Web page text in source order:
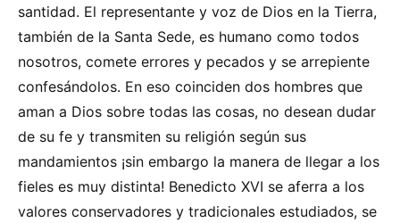
santidad. El representante y voz de Dios en la Tierra,
también de la Santa Sede, es humano como todos
nosotros, comete errores y pecados y se arrepiente
confesándolos. En eso coinciden dos hombres que
aman a Dios sobre todas las cosas, no desean dudar
de su fe y transmiten su religión según sus
mandamientos ¡sin embargo la manera de llegar a los
fieles es muy distinta! Benedicto XVI se aferra a los
valores conservadores y tradicionales estudiados, se